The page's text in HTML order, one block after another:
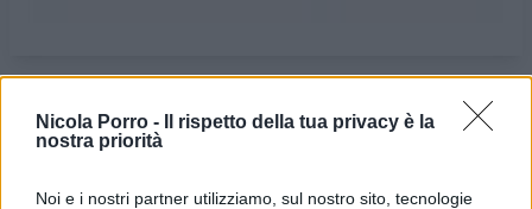
Nicola Porro -
Il rispetto della tua privacy è la
nostra priorità
Noi e i nostri partner utilizziamo, sul nostro sito, tecnologie
VIGNETTA DEL
22/02/2023
VIGNETTA DEL